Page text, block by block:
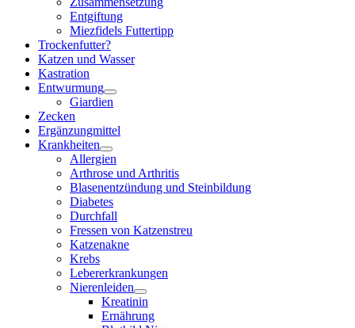
Entgiftung
Miezfidels Futtertipp
Trockenfutter?
Katzen und Wasser
Kastration
Entwurmung
Giardien
Zecken
Ergänzungmittel
Krankheiten
Allergien
Arthrose und Arthritis
Blasenentzündung und Steinbildung
Diabetes
Durchfall
Fressen von Katzenstreu
Katzenakne
Krebs
Lebererkrankungen
Nierenleiden
Kreatinin
Ernährung